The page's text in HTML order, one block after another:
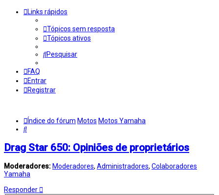
Links rápidos
Tópicos sem resposta
Tópicos ativos
Pesquisar
FAQ
Entrar
Registrar
Índice do fórum Motos Motos Yamaha
Pesquisar
Drag Star 650: Opiniões de proprietários
Moderadores: Moderadores, Administradores, Colaboradores
Yamaha
Responder